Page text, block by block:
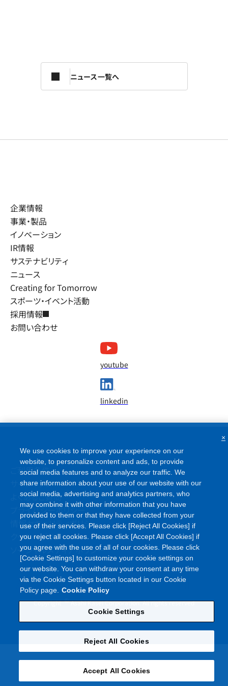
ニュース一覧へ
企業情報
事業・製品
イノベーション
IR情報
サステナビリティ
ニュース
Creating for Tomorrow
スポーツ・イベント活動
採用情報
お問い合わせ
youtube
linkedin
ご利用条件
サイトマップ
よくあるご質問
プライバシーポリシー
情報セキュリティポリシー
クッキーポリシー
ソーシャルメディアポリシー
Copyright©Asahi Kasei Corporation. All rights reserved
We use cookies to improve your experience on our
website, to personalize content and ads, to provide
social media features and to analyze our traffic. We
share information about your use of our website with our
social media, advertising and analytics partners, who
may combine it with other information that you have
provided to them or that they have collected from your
use of their services. Please click [Reject All Cookies] if
you reject all cookies. Please click [Accept All Cookies] if
you agree with the use of all of our cookies. Please click
[Cookie Settings] to customize your cookie settings on
our website. You can withdraw your consent at any time
via the Cookie Settings button located in our Cookie
Policy page. Cookie Policy
Cookie Settings
Reject All Cookies
Accept All Cookies
×